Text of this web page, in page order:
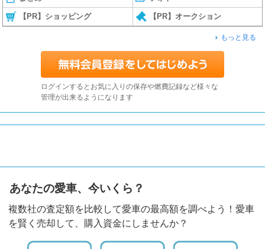
【PR】ショッピング 【PR】オークション
もっと見る
ログインするとお気に入りの保存や燃費記録など様々な
管理が出来るようになります
あなたの愛車、今いくら？
複数社の査定額を比較して愛車の最高額を調べよう！愛車
を賢く売却して、購入資金にしませんか？